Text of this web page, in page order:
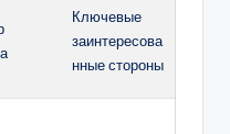
Ключевые
заинтересова
нные стороны